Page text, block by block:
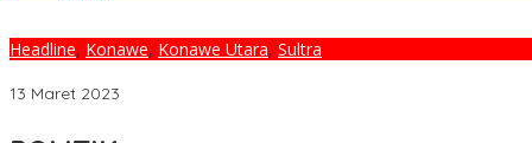
Headline, Konawe, Konawe Utara, Sultra
13 Maret 2023